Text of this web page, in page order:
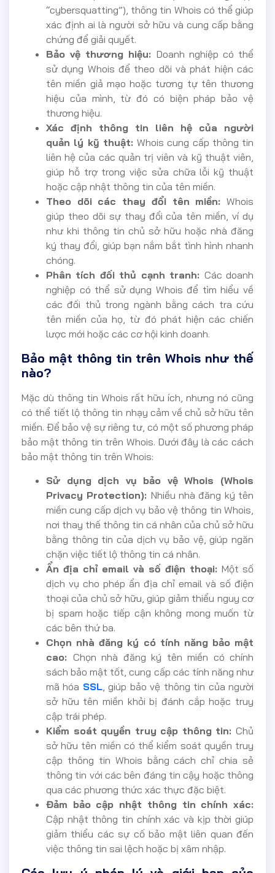
“cybersquatting”), thông tin Whois có thể giúp
xác định ai là người sở hữu và cung cấp bằng
chứng để giải quyết.
Bảo vệ thương hiệu: Doanh nghiệp có thể
sử dụng Whois để theo dõi và phát hiện các
tên miền giả mạo hoặc tương tự tên thương
hiệu của mình, từ đó có biện pháp bảo vệ
thương hiệu.
Xác định thông tin liên hệ của người
quản lý kỹ thuật: Whois cung cấp thông tin
liên hệ của các quản trị viên và kỹ thuật viên,
giúp hỗ trợ trong việc sửa chữa lỗi kỹ thuật
hoặc cập nhật thông tin của tên miền.
Theo dõi các thay đổi tên miền: Whois
giúp theo dõi sự thay đổi của tên miền, ví dụ
như khi thông tin chủ sở hữu hoặc nhà đăng
ký thay đổi, giúp bạn nắm bắt tình hình nhanh
chóng.
Phân tích đối thủ cạnh tranh: Các doanh
nghiệp có thể sử dụng Whois để tìm hiểu về
các đối thủ trong ngành bằng cách tra cứu
tên miền của họ, từ đó phát hiện các chiến
lược mới hoặc các cơ hội kinh doanh.
Bảo mật thông tin trên Whois như thế
nào?
Mặc dù thông tin Whois rất hữu ích, nhưng nó cũng
có thể tiết lộ thông tin nhạy cảm về chủ sở hữu tên
miền. Để bảo vệ sự riêng tư, có một số phương pháp
bảo mật thông tin trên Whois. Dưới đây là các cách
bảo mật thông tin trên Whois:
Sử dụng dịch vụ bảo vệ Whois (Whois
Privacy Protection): Nhiều nhà đăng ký tên
miền cung cấp dịch vụ bảo vệ thông tin Whois,
nơi thay thế thông tin cá nhân của chủ sở hữu
bằng thông tin của dịch vụ bảo vệ, giúp ngăn
chặn việc tiết lộ thông tin cá nhân.
Ẩn địa chỉ email và số điện thoại: Một số
dịch vụ cho phép ẩn địa chỉ email và số điện
thoại của chủ sở hữu, giúp giảm thiểu nguy cơ
bị spam hoặc tiếp cận không mong muốn từ
các bên thứ ba.
Chọn nhà đăng ký có tính năng bảo mật
cao: Chọn nhà đăng ký tên miền có chính
sách bảo mật tốt, cung cấp các tính năng như
mã hóa SSL, giúp bảo vệ thông tin của người
sở hữu tên miền khỏi bị đánh cắp hoặc truy
cập trái phép.
Kiểm soát quyền truy cập thông tin: Chủ
sở hữu tên miền có thể kiểm soát quyền truy
cập thông tin Whois bằng cách chỉ chia sẻ
thông tin với các bên đáng tin cậy hoặc thông
qua các phương thức xác thực đặc biệt.
Đảm bảo cập nhật thông tin chính xác:
Cập nhật thông tin chính xác và kịp thời giúp
giảm thiểu các sự cố bảo mật liên quan đến
việc thông tin sai lệch hoặc bị xâm nhập.